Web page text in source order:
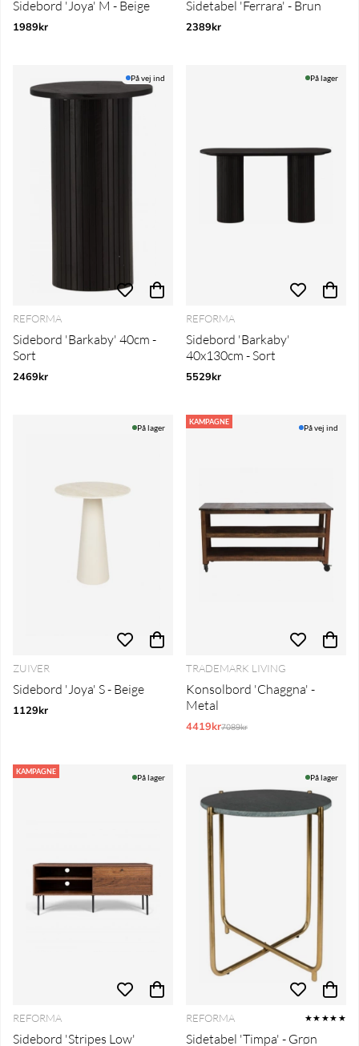
Sidebord 'Joya' M - Beige
1989kr
Sidetabel 'Ferrara' - Brun
2389kr
På vej ind
REFORMA
Sidebord 'Barkaby' 40cm -
Sort
2469kr
På lager
REFORMA
Sidebord 'Barkaby'
40x130cm - Sort
5529kr
På lager
ZUIVER
Sidebord 'Joya' S - Beige
1129kr
KAMPAGNE
På vej ind
TRADEMARK LIVING
Konsolbord 'Chaggna' -
Metal
4419krNormalpris:
7089kr
KAMPAGNE
På lager
REFORMA
Sidebord 'Stripes Low'
På lager
REFORMA ★★★★★
Sidetabel 'Timpa' - Grøn